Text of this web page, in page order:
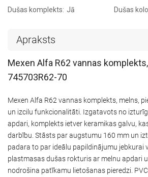
Dušas komplekts: Jā Dušas
Apraksts
Mexen Alfa R62 vannas
745703R62-70
Mexen Alfa R62 vannas komplekts, melns,
un izcilu funkcionalitāti. Izgatavots no
apdari, komplekts ietver keramikas galvu,
darbību. Stāsts par augstumu 160 mm un
padara to par ideālu papildinājumu jebkurai
plastmasas dušas rokturis ar melnu apdari
nodrošina patīkamu lietošanas pieredzi.